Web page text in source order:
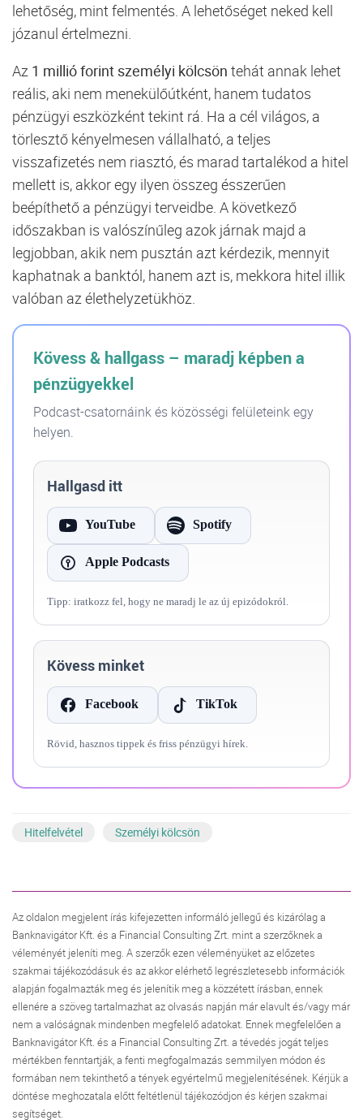
lehetőség, mint felmentés. A lehetőséget neked kell
józanul értelmezni.
Az 1 millióforint személyi kölcsön tehát annak lehet
reális, aki nem menekülőútként, hanem tudatos
pénzügyi eszközként tekint rá. Ha a cél világos, a
törlesztő kényelmesen vállalható, a teljes
visszafizetés nem riasztó,és marad tartalékod a hitel
mellett is, akkoregy ilyen összeg ésszerűen
beépíthető a pénzügyi terveidbe. A következő
időszakban is valószínűleg azok járnak majd a
legjobban, akik nem pusztán azt kérdezik, mennyit
kaphatnak a banktól, hanem azt is, mekkora hitel illik
valóban azélethelyzetükhöz.
Kövess & hallgass – maradj képben a
pénzügyekkel
Podcast-csatornáink és közösségi felületeink egy
helyen.
Hallgasd itt
YouTube Spotify
Apple Podcasts
Tipp: iratkozz fel, hogy ne maradj le az új epizódokról.
Kövess minket
Facebook TikTok
Rövid, hasznos tippek és friss pénzügyi hírek.
Hitelfelvétel Személyi kölcsön
Az oldalon megjelent írás kifejezetten informáló jellegű és kizárólag a
Banknavigátor Kft. és a Financial Consulting Zrt. mint a szerzőknek a
véleményét jeleníti meg. A szerzők ezen véleményüket az előzetes
szakmai tájékozódásuk és az akkor elérhető legrészletesebb információk
alapján fogalmazták meg és jelenítik meg a közzétett írásban, ennek
ellenére a szöveg tartalmazhat az olvasás napján már elavult és/vagy már
nem a valóságnak mindenben megfelelő adatokat. Ennek megfelelően a
Banknavigátor Kft. és a Financial Consulting Zrt. a tévedés jogát teljes
mértékben fenntartják, a fenti megfogalmazás semmilyen módon és
formában nem tekinthető a tények egyértelmű megjelenítésének. Kérjük a
döntése meghozatala előtt feltétlenül tájékozódjon és kérjen szakmai
segítséget.